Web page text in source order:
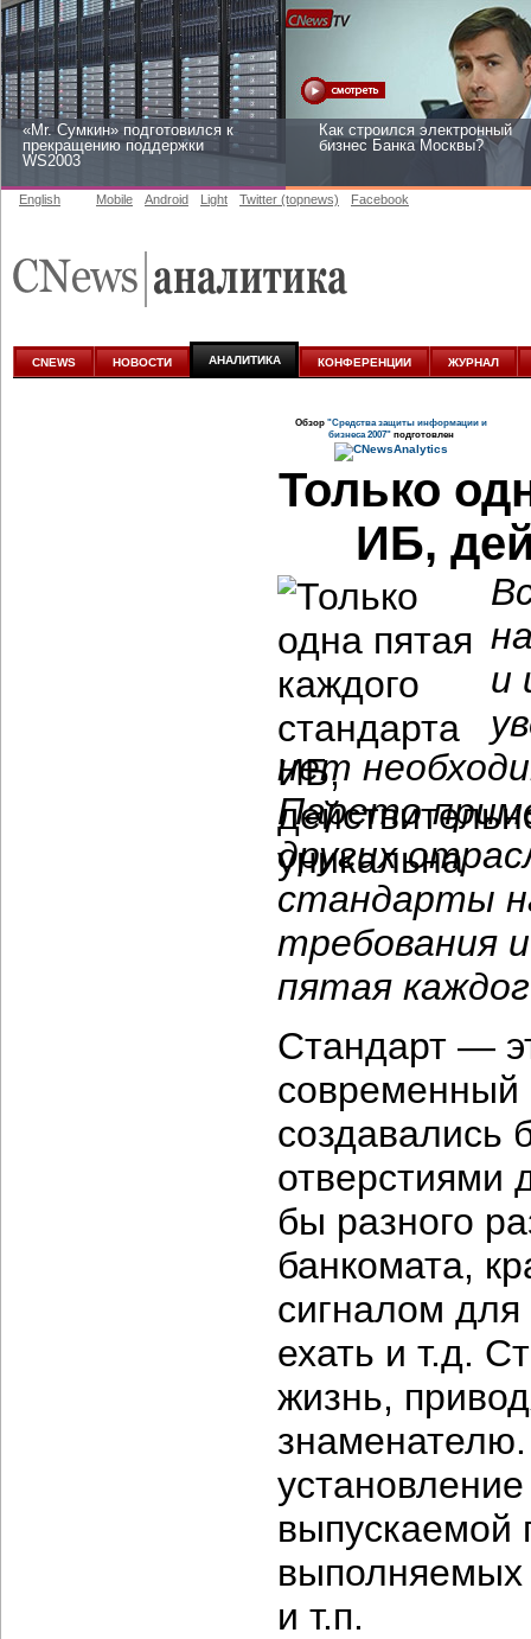
«Mr. Сумкин» подготовился к
прекращению поддержки
WS2003
Как строился электронный
бизнес Банка Москвы?
аналитике
English Mobile Android Light Twitter (topnews) Facebook
CNEWS НОВОСТИ АНАЛИТИКА КОНФЕРЕНЦИИ ЖУРНАЛ
Обзор "Средства защиты информации и
бизнеса 2007"подготовлен
Только
ИБ,
и
нет
Парето
других
стандарты
требования
пятая
Стандарт —
современный
создавались
отверстиями
бы разного
банкомата,
сигналом для
ехать и т.д.
жизнь,
выпускаемой
выполняемых
и т.п.